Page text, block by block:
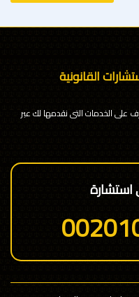
القانونية
على الخدمات التى نقدمها لك عبر